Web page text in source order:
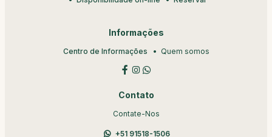
Informações
Centro de Informações Quem somos
Contato
Contate-Nos
+51 91518-1506